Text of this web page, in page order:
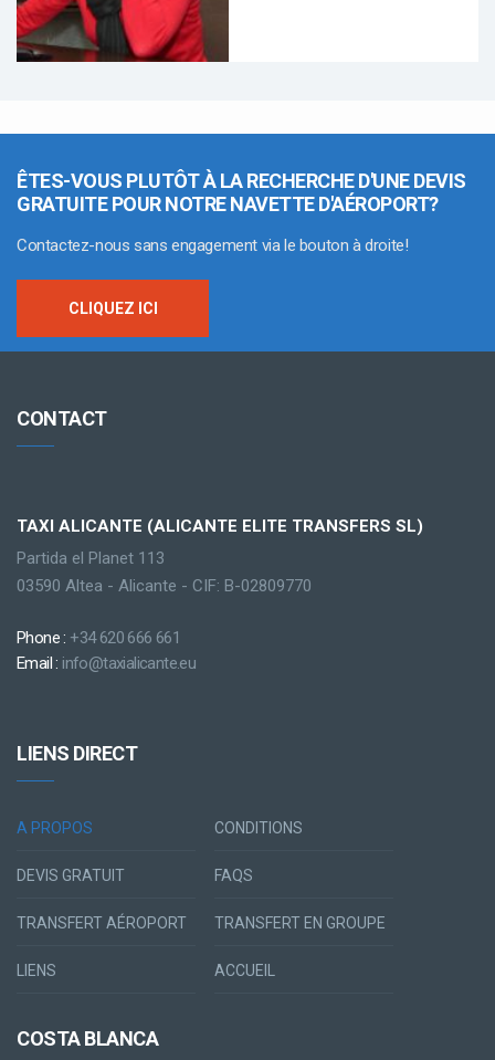
ÊTES-VOUS PLUTÔT À LA RECHERCHE D'UNE DEVIS
GRATUITE POUR NOTRE NAVETTE D'AÉROPORT?
Contactez-nous sans engagement via le bouton à droite!
CLIQUEZ ICI
CONTACT
TAXI ALICANTE (ALICANTE ELITE TRANSFERS SL)
Partida el Planet 113
03590 Altea - Alicante - CIF: B-02809770
Phone : +34 620 666 661
Email : info@taxialicante.eu
LIENS DIRECT
A PROPOS CONDITIONS
DEVIS GRATUIT FAQS
TRANSFERT AÉROPORT TRANSFERT EN GROUPE
LIENS ACCUEIL
COSTA BLANCA